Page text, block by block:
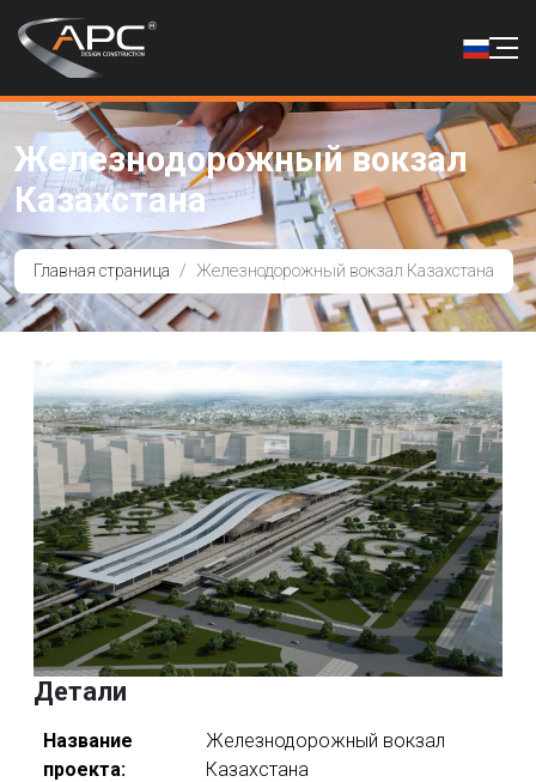
Железнодорожный вокзал
Казахстана
Главная страница Железнодорожный вокзал Казахстана
Детали
Название
проекта:
Железнодорожный вокзал
Казахстана